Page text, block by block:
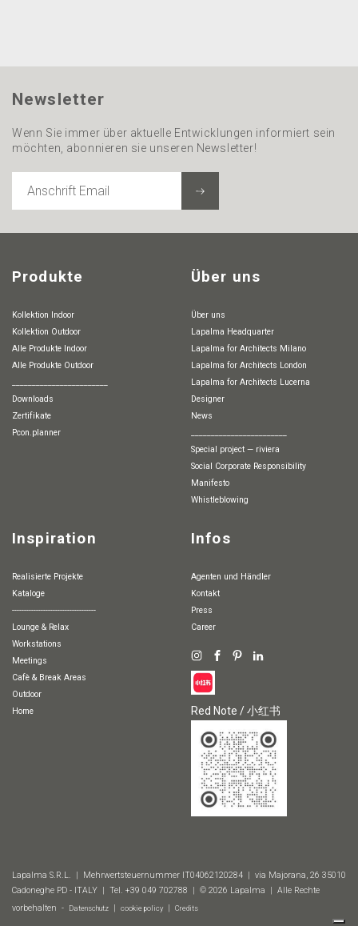
Newsletter
Wenn Sie immer über aktuelle Entwicklungen informiert sein
möchten, abonnieren sie unseren Newsletter!
EMAIL
Produkte
Kollektion Indoor
Kollektion Outdoor
Alle Produkte Indoor
Alle Produkte Outdoor
Downloads
Zertifikate
pcon.planner
Über uns
Über uns
Lapalma Headquarter
Lapalma for Architects Milano
Lapalma for Architects London
Lapalma for Architects Lucerna
Designer
News
special project — riviera
Social Corporate Responsibility
Manifesto
whistleblowing
Inspiration
Realisierte Projekte
Kataloge
-----------------------------------
Lounge & Relax
Workstations
Meetings
Cafè & Break Areas
Outdoor
Home
Infos
Agenten und Händler
Kontakt
Press
Career
Red Note / 小红书
Lapalma S.R.L. | Mehrwertsteuernummer IT04062120284 | via Majorana, 26 35010
Cadoneghe PD - ITALY | Tel. +39 049 702788 | © 2026 Lapalma | Alle Rechte
vorbehalten -
Datenschutz cookie policy Credits